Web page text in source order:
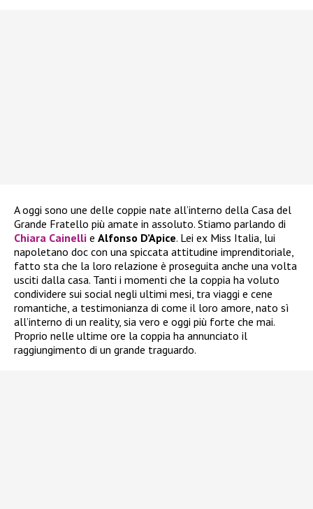
A oggi sono une delle coppie nate all’interno della Casa del
Grande Fratello più amate in assoluto. Stiamo parlando di
Chiara Cainelli e Alfonso D’Apice. Lei ex Miss Italia, lui
napoletano doc con una spiccata attitudine imprenditoriale,
fatto sta che la loro relazione è proseguita anche una volta
usciti dalla casa. Tanti i momenti che la coppia ha voluto
condividere sui social negli ultimi mesi, tra viaggi e cene
romantiche, a testimonianza di come il loro amore, nato sì
all’interno di un reality, sia vero e oggi più forte che mai.
Proprio nelle ultime ore la coppia ha annunciato il
raggiungimento di un grande traguardo.